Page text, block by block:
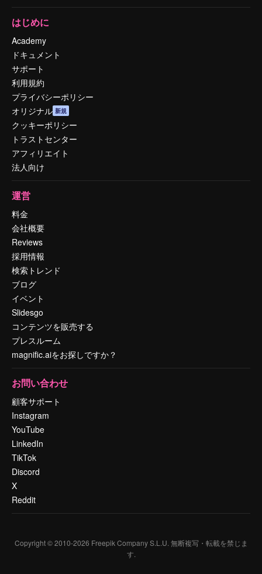
はじめに
Academy
ドキュメント
サポート
利用規約
プライバシーポリシー
オリジナル 新規
クッキーポリシー
トラストセンター
アフィリエイト
法人向け
運営
料金
会社概要
Reviews
採用情報
検索トレンド
ブログ
イベント
Slidesgo
コンテンツを販売する
プレスルーム
magnific.aiをお探しですか？
お問い合わせ
顧客サポート
Instagram
YouTube
LinkedIn
TikTok
Discord
X
Reddit
Copyright © 2010-2026 Freepik Company S.L.U. 無断複写・転載を禁じま
す.